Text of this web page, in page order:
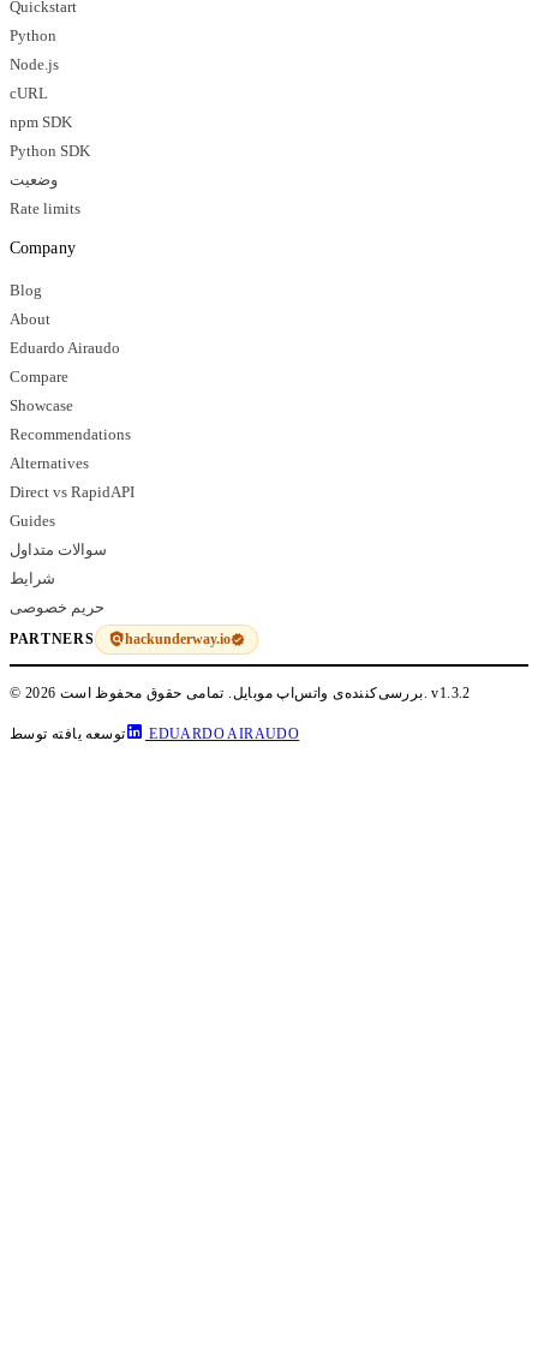
Quickstart
Python
Node.js
cURL
npm SDK
Python SDK
وضعیت
Rate limits
Company
Blog
About
Eduardo Airaudo
Compare
Showcase
Recommendations
Alternatives
Direct vs RapidAPI
Guides
سوالات متداول
شرایط
حریم خصوصی
PARTNERS hackunderway.io
© 2026 بررسی‌کننده‌ی واتس‌اپ موبایل. تمامی حقوق محفوظ است.v1.3.2
توسعه یافته توسط EDUARDO AIRAUDO